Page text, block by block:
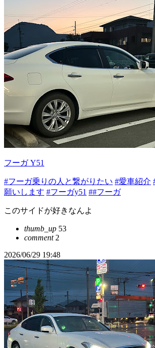
フーガ Y51
#フーガ乗りの人と繋がりたい #愛車紹介
願いします #フーガy51 ##フーガ
このサイドが好きなんよ
thumb_up 53
comment2
2026/06/29 19:48